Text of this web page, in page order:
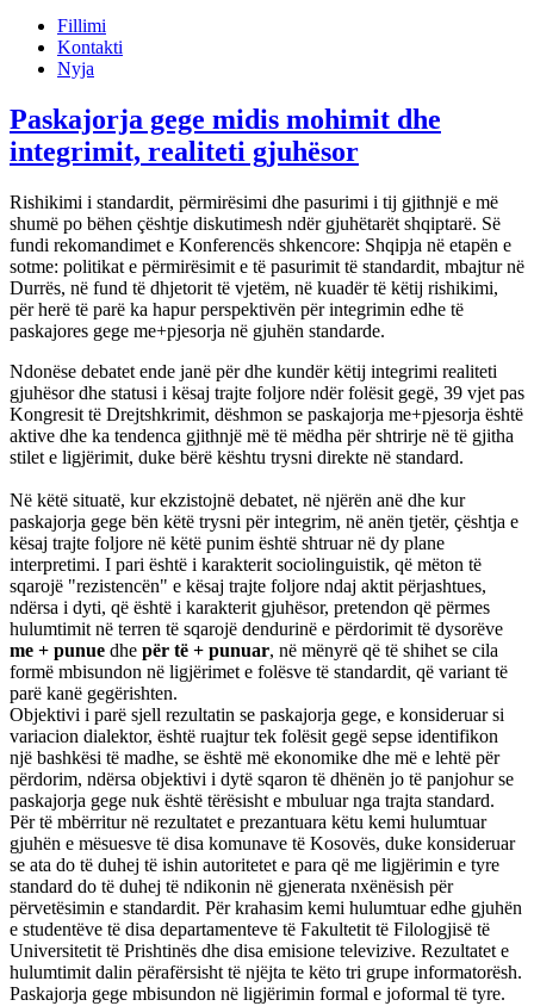
Fillimi
Kontakti
Nyja
Paskajorja gege midis mohimit dhe
integrimit, realiteti gjuhësor
Rishikimi i standardit, përmirësimi dhe pasurimi i tij gjithnjë e më
shumë po bëhen çështje diskutimesh ndër gjuhëtarët shqiptarë. Së
fundi rekomandimet e Konferencës shkencore: Shqipja në etapën e
sotme: politikat e përmirësimit e të pasurimit të standardit, mbajtur në
Durrës, në fund të dhjetorit të vjetëm, në kuadër të këtij rishikimi,
për herë të parë ka hapur perspektivën për integrimin edhe të
paskajores gege me+pjesorja në gjuhën standarde.
Ndonëse debatet ende janë për dhe kundër këtij integrimi realiteti
gjuhësor dhe statusi i kësaj trajte foljore ndër folësit gegë, 39 vjet pas
Kongresit të Drejtshkrimit, dëshmon se paskajorja me+pjesorja është
aktive dhe ka tendenca gjithnjë më të mëdha për shtrirje në të gjitha
stilet e ligjërimit, duke bërë kështu trysni direkte në standard.
Në këtë situatë, kur ekzistojnë debatet, në njërën anë dhe kur
paskajorja gege bën këtë trysni për integrim, në anën tjetër, çështja e
kësaj trajte foljore në këtë punim është shtruar në dy plane
interpretimi. I pari është i karakterit sociolinguistik, që mëton të
sqarojë "rezistencën" e kësaj trajte foljore ndaj aktit përjashtues,
ndërsa i dyti, që është i karakterit gjuhësor, pretendon që përmes
hulumtimit në terren të sqarojë dendurinë e përdorimit të dysorëve
me + punue dhe për të + punuar, në mënyrë që të shihet se cila
formë mbisundon në ligjërimet e folësve të standardit, që variant të
parë kanë gegërishten.
Objektivi i parë sjell rezultatin se paskajorja gege, e konsideruar si
variacion dialektor, është ruajtur tek folësit gegë sepse identifikon
një bashkësi të madhe, se është më ekonomike dhe më e lehtë për
përdorim, ndërsa objektivi i dytë sqaron të dhënën jo të panjohur se
paskajorja gege nuk është tërësisht e mbuluar nga trajta standard.
Për të mbërritur në rezultatet e prezantuara këtu kemi hulumtuar
gjuhën e mësuesve të disa komunave të Kosovës, duke konsideruar
se ata do të duhej të ishin autoritetet e para që me ligjërimin e tyre
standard do të duhej të ndikonin në gjenerata nxënësish për
përvetësimin e standardit. Për krahasim kemi hulumtuar edhe gjuhën
e studentëve të disa departamenteve të Fakultetit të Filologjisë të
Universitetit të Prishtinës dhe disa emisione televizive. Rezultatet e
hulumtimit dalin përafërsisht të njëjta te këto tri grupe informatorësh.
Paskajorja gege mbisundon në ligjërimin formal e joformal të tyre.